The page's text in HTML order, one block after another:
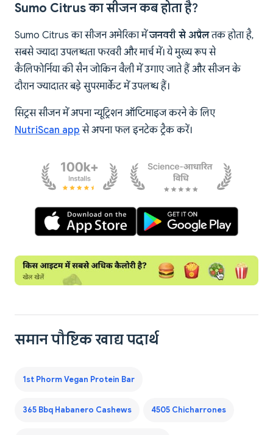
Sumo Citrus का सीजन कब होता है?
Sumo Citrus का सीजन अमेरिका मेंजनवरी से अप्रैलतक होता है,
सबसे ज्यादा उपलब्धता फरवरी और मार्च में। ये मुख्य रूप से
कैलिफोर्निया की सैन जोकिन वैली में उगाए जाते हैं और सीजन के
दौरान ज्यादातर बड़े सुपरमार्केट में उपलब्ध हैं।
सिट्रस सीजन में अपना न्यूट्रिशन ऑप्टिमाइज करने के लिए
NutriScan app से अपना फल इनटेक ट्रैक करें।
समान पौष्टिक खाद्य पदार्थ
1st Phorm Vegan Protein Bar
365 Bbq Habanero Cashews 4505 Chicharrones